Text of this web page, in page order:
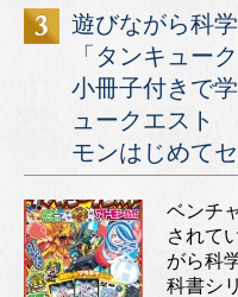
遊びながら科
「タンキュー
小冊子付きで
ュークエスト
モンはじめて
ベンチ
されて
がら科
科書シ